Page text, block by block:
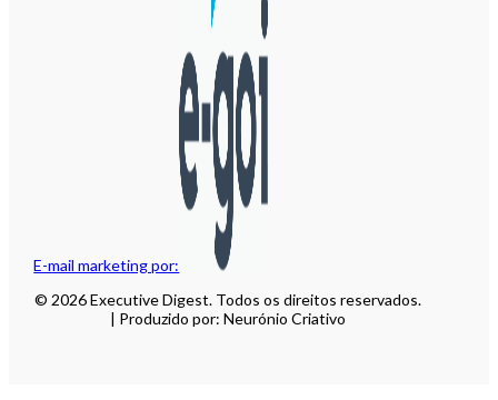
E-mail marketing por:
© 2026 Executive Digest. Todos os direitos reservados.
| Produzido por: Neurónio Criativo